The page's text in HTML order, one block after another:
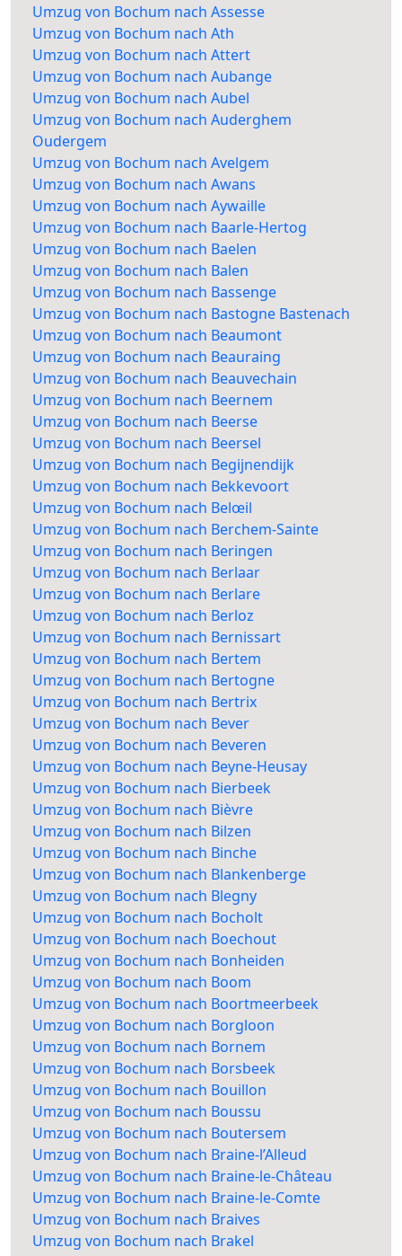
Umzug von Bochum nach Assesse
Umzug von Bochum nach Ath
Umzug von Bochum nach Attert
Umzug von Bochum nach Aubange
Umzug von Bochum nach Aubel
Umzug von Bochum nach Auderghem
Oudergem
Umzug von Bochum nach Avelgem
Umzug von Bochum nach Awans
Umzug von Bochum nach Aywaille
Umzug von Bochum nach Baarle-Hertog
Umzug von Bochum nach Baelen
Umzug von Bochum nach Balen
Umzug von Bochum nach Bassenge
Umzug von Bochum nach Bastogne Bastenach
Umzug von Bochum nach Beaumont
Umzug von Bochum nach Beauraing
Umzug von Bochum nach Beauvechain
Umzug von Bochum nach Beernem
Umzug von Bochum nach Beerse
Umzug von Bochum nach Beersel
Umzug von Bochum nach Begijnendijk
Umzug von Bochum nach Bekkevoort
Umzug von Bochum nach Belœil
Umzug von Bochum nach Berchem-Sainte
Umzug von Bochum nach Beringen
Umzug von Bochum nach Berlaar
Umzug von Bochum nach Berlare
Umzug von Bochum nach Berloz
Umzug von Bochum nach Bernissart
Umzug von Bochum nach Bertem
Umzug von Bochum nach Bertogne
Umzug von Bochum nach Bertrix
Umzug von Bochum nach Bever
Umzug von Bochum nach Beveren
Umzug von Bochum nach Beyne-Heusay
Umzug von Bochum nach Bierbeek
Umzug von Bochum nach Bièvre
Umzug von Bochum nach Bilzen
Umzug von Bochum nach Binche
Umzug von Bochum nach Blankenberge
Umzug von Bochum nach Blegny
Umzug von Bochum nach Bocholt
Umzug von Bochum nach Boechout
Umzug von Bochum nach Bonheiden
Umzug von Bochum nach Boom
Umzug von Bochum nach Boortmeerbeek
Umzug von Bochum nach Borgloon
Umzug von Bochum nach Bornem
Umzug von Bochum nach Borsbeek
Umzug von Bochum nach Bouillon
Umzug von Bochum nach Boussu
Umzug von Bochum nach Boutersem
Umzug von Bochum nach Braine-l’Alleud
Umzug von Bochum nach Braine-le-Château
Umzug von Bochum nach Braine-le-Comte
Umzug von Bochum nach Braives
Umzug von Bochum nach Brakel